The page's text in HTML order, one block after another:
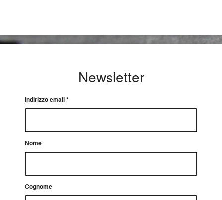
Newsletter
Indirizzo email*
Nome
Cognome